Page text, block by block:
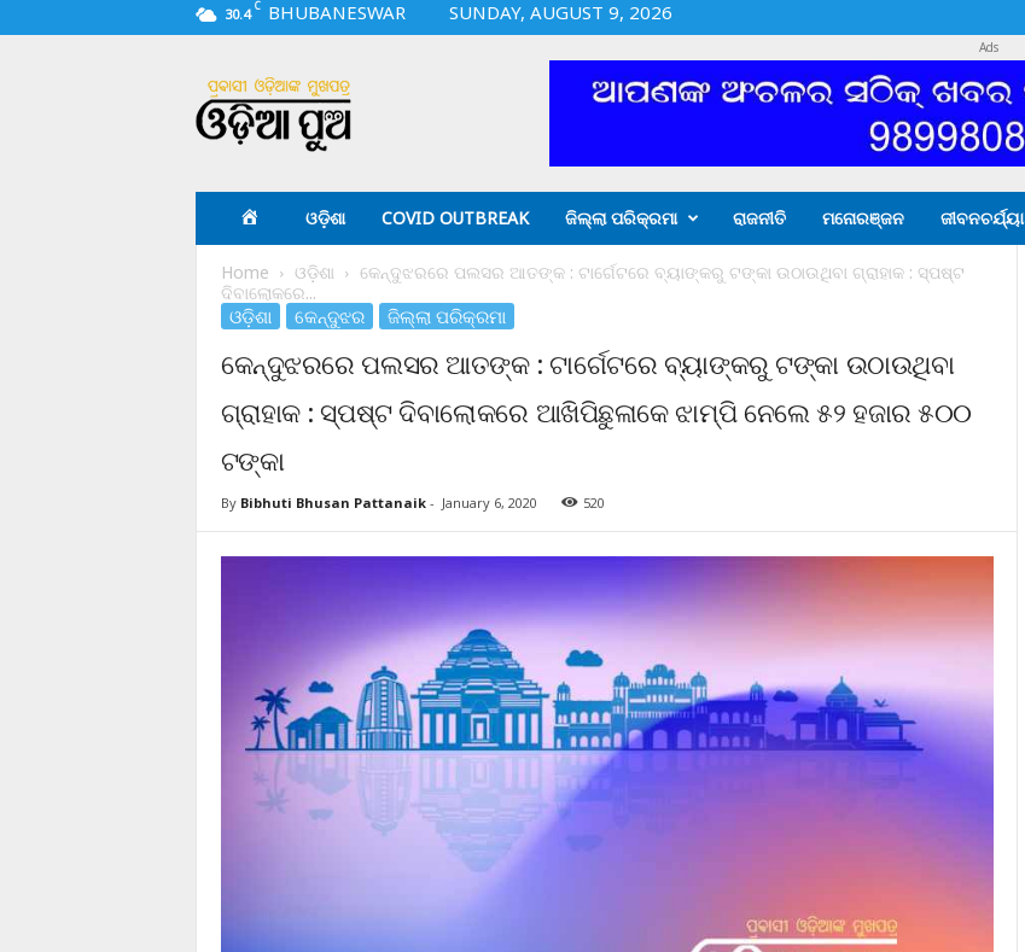
30.4 C BHUBANESWAR
SUNDAY, AUGUST 9, 2026
i
a
Ads
ଓଡ଼ିଶା COVID OUTBREAK ଜିଲ୍ଲା ପରିକ୍ରମା ରାଜନୀତି ମନୋରଞ୍ଜନ ଜୀବନଚର୍ଯ୍ୟା
Home ଓଡ଼ିଶା
କେନ୍ଦୁଝରରେ ପଲସର ଆତଙ୍କ : ଟାର୍ଗେଟରେ ବ୍ୟାଙ୍କରୁ ଟଙ୍କା ଉଠାଉଥିବା ଗ୍ରାହାକ : ସ୍ପଷ୍ଟ
ଦିବାଲୋକରେ...
ଓଡ଼ିଶା କେନ୍ଦୁଝର ଜିଲ୍ଲା ପରିକ୍ରମା
କେନ୍ଦୁଝରରେ ପଲସର ଆତଙ୍କ : ଟାର୍ଗେଟରେ ବ୍ୟାଙ୍କରୁ ଟଙ୍କା ଉଠାଉଥିବା
ଗ୍ରାହାକ : ସ୍ପଷ୍ଟ ଦିବାଲୋକରେ ଆଖିପିଛୁଳାକେ ଝାମ୍ପି ନେଲେ ୫୨ ହଜାର ୫୦୦
ଟଙ୍କା
By Bibhuti Bhusan Pattanaik- January 6, 2020 520